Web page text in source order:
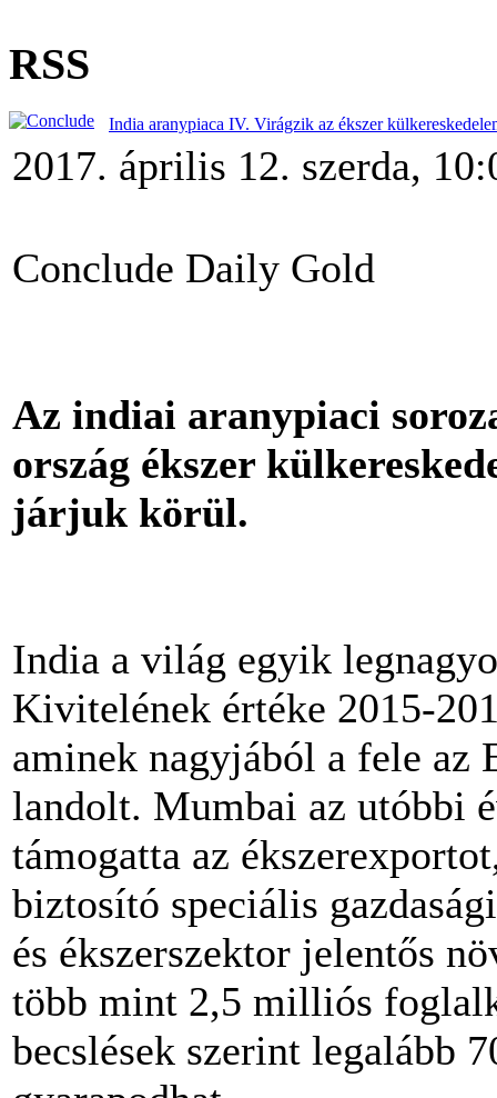
RSS
India aranypiaca IV. Virágzik az ékszer
2017. április 12. szerda,
Conclude Daily Gold
Az indiai aranypiaci
ország ékszer
járjuk körül.
India a világ egyik
Kivitelének értéke 2015-
aminek nagyjából a fele az
landolt. Mumbai az utóbbi
támogatta az
biztosító speciális
és ékszerszektor jelentős
több mint 2,5 milliós
becslések szerint legalább